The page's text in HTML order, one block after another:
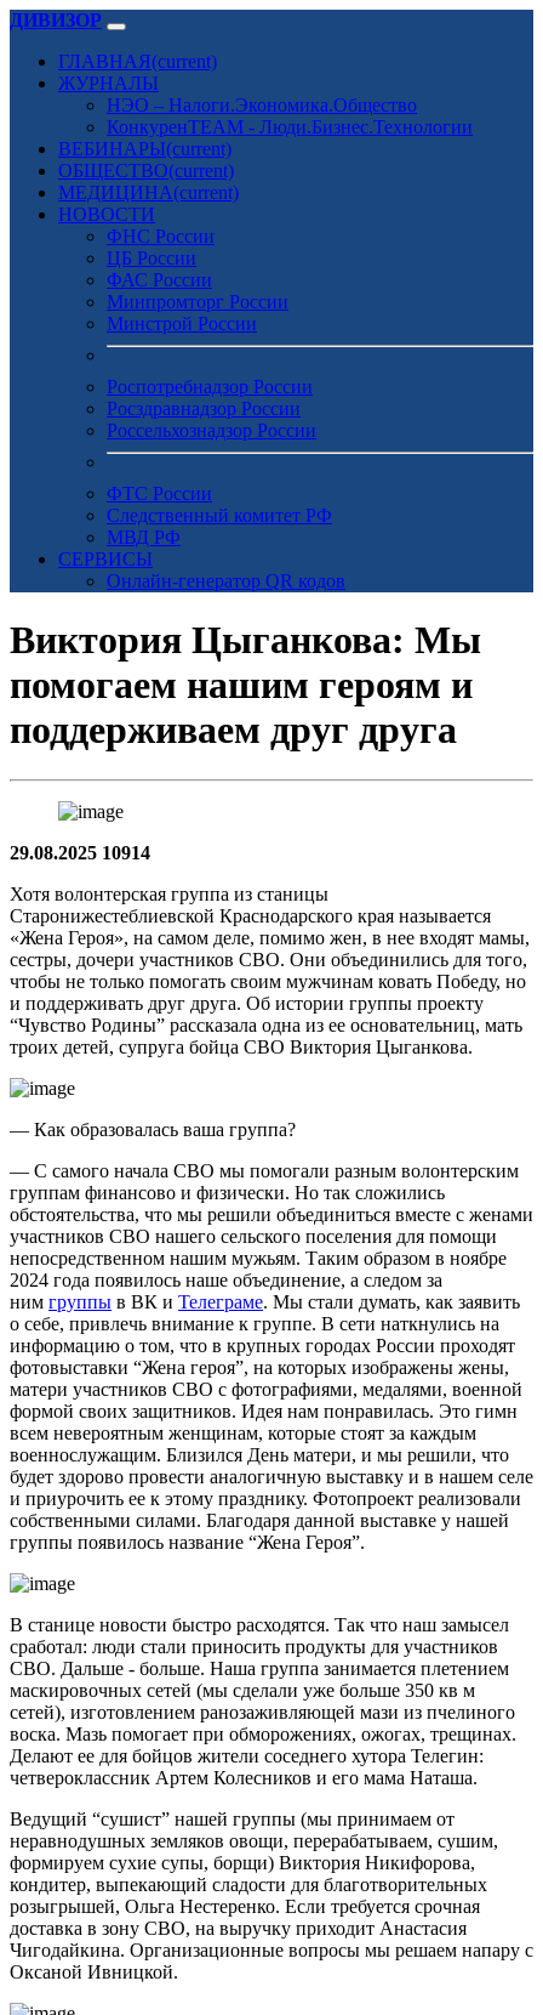
ДИВИЗОР
ГЛАВНАЯ(current)
ЖУРНАЛЫ
НЭО – Налоги.Экономика.Общество
КонкуренTEAM - Люди.Бизнес.Технологии
ВЕБИНАРЫ(current)
ОБЩЕСТВО(current)
МЕДИЦИНА(current)
НОВОСТИ
ФНС России
ЦБ России
ФАС России
Минпромторг России
Минстрой России
Роспотребнадзор России
Росздравнадзор России
Россельхознадзор России
ФТС России
Следственный комитет РФ
МВД РФ
СЕРВИСЫ
Онлайн-генератор QR кодов
Виктория Цыганкова: Мы
помогаем нашим героям и
поддерживаем друг друга
29.08.2025 10914
Хотя волонтерская группа из станицы
Старонижестеблиевской Краснодарского края называется
«Жена Героя», на самом деле, помимо жен, в нее входят мамы,
сестры, дочери участников СВО. Они объединились для того,
чтобы не только помогать своим мужчинам ковать Победу, но
и поддерживать друг друга. Об истории группы проекту
“Чувство Родины” рассказала одна из ее основательниц, мать
троих детей, супруга бойца СВО Виктория Цыганкова.
— Как образовалась ваша группа?
— С самого начала СВО мы помогали разным волонтерским
группам финансово и физически. Но так сложились
обстоятельства, что мы решили объединиться вместе с женами
участников СВО нашего сельского поселения для помощи
непосредственном нашим мужьям. Таким образом в ноябре
2024 года появилось наше объединение, а следом за
ним группы в ВК и Телеграме. Мы стали думать, как заявить
о себе, привлечь внимание к группе. В сети наткнулись на
информацию о том, что в крупных городах России проходят
фотовыставки “Жена героя”, на которых изображены жены,
матери участников СВО с фотографиями, медалями, военной
формой своих защитников. Идея нам понравилась. Это гимн
всем невероятным женщинам, которые стоят за каждым
военнослужащим. Близился День матери, и мы решили, что
будет здорово провести аналогичную выставку и в нашем селе
и приурочить ее к этому празднику. Фотопроект реализовали
собственными силами. Благодаря данной выставке у нашей
группы появилось название “Жена Героя”.
В станице новости быстро расходятся. Так что наш замысел
сработал: люди стали приносить продукты для участников
СВО. Дальше - больше. Наша группа занимается плетением
маскировочных сетей (мы сделали уже больше 350 кв м
сетей), изготовлением ранозаживляющей мази из пчелиного
воска. Мазь помогает при обморожениях, ожогах, трещинах.
Делают ее для бойцов жители соседнего хутора Телегин:
четвероклассник Артем Колесников и его мама Наташа.
Ведущий “сушист” нашей группы (мы принимаем от
неравнодушных земляков овощи, перерабатываем, сушим,
формируем сухие супы, борщи) Виктория Никифорова,
кондитер, выпекающий сладости для благотворительных
розыгрышей, Ольга Нестеренко. Если требуется срочная
доставка в зону СВО, на выручку приходит Анастасия
Чигодайкина. Организационные вопросы мы решаем напару с
Оксаной Ивницкой.